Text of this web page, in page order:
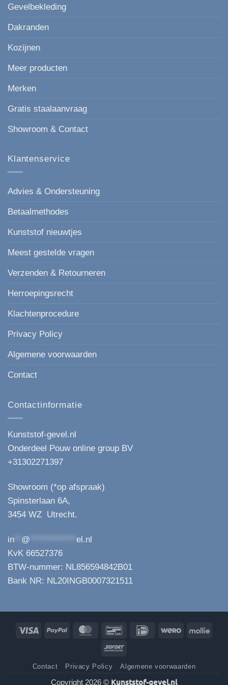
voor
elke
Gevelbekleding
Dakranden
Kozijnen
Meer producten
Merken
Gratis staalaanvraag
Showroom & Contact
Klantenservice
Advies & Ondersteuning
Betaalmethodes
Kunststof nieuwtjes
Meest gestelde vragen
Verzenden & Retourneren
Herroepingsrecht
Klachtenprocedure
Privacy Policy
Algemene voorwaarden
Contact
Contactinformatie
Kunststof-gevel.nl
Onderdeel Pouw online group BV
+31302271397
Showroom (*op afspraak)
Spinsterlaan 6A,
3454 WZ Utrecht.
in @
el.nl
KvK 66527376
BTW-nummer: NL856594842B01
Bank NR: NL20INGB0007321511
Visa PayPal MasterCardBancontactIDeal Wero Mollie
Sofort
Contact Privacy Policy Algemene voorwaarden
Copyright 2026 © Kunststof-gevel.nl